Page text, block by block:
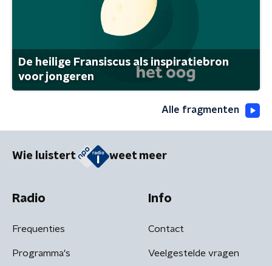
De heilige Fransiscus als inspiratiebron
voor jongeren
Alle fragmenten
Wie luistert weet meer
Radio
Frequenties
Programma's
Info
Contact
Veelgestelde vragen